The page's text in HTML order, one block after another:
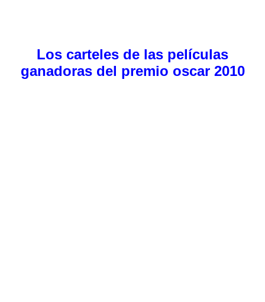
Los carteles de las películas
ganadoras del premio oscar 2010